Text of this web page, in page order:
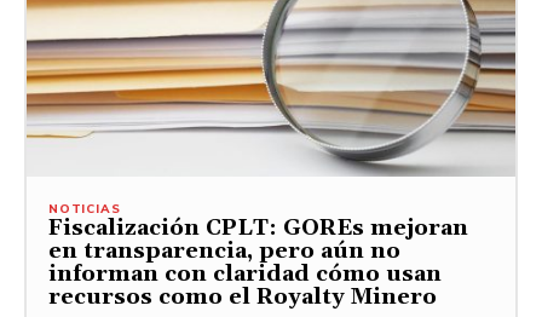
NOTICIAS
Fiscalización CPLT: GOREs mejoran
en transparencia, pero aún no
informan con claridad cómo usan
recursos como el Royalty Minero